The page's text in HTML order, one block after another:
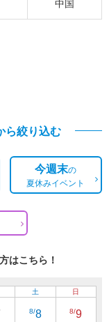
中国
ら絞り込む
今週末の
夏休みイベント
はこちら！
土
8/8
日
8/9